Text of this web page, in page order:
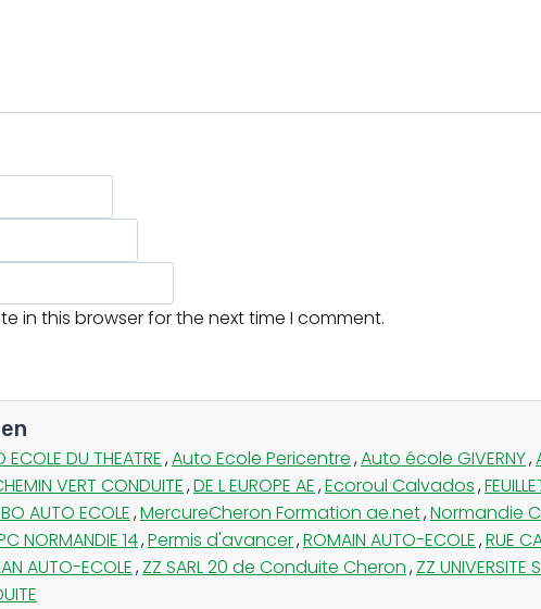
in this browser for the next time I comment.
ECOLE DU THEATRE,Auto Ecole Pericentre,Auto école GIVERNY,
VERT CONDUITE,DE L EUROPE AE,Ecoroul Calvados,
AUTO ECOLE,MercureCheron Formation ae.net,Normandie
NORMANDIE 14,Permis d'avancer,ROMAIN AUTO-ECOLE,RUE
AUTO-ECOLE,ZZ SARL 20 de Conduite Cheron,ZZ UNIVERSITE